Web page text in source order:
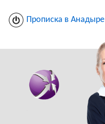
Прописка в Анадыре